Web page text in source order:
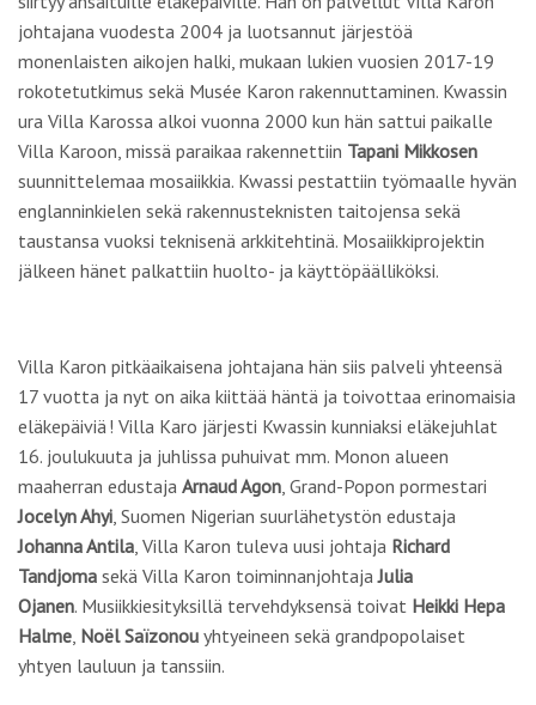
johtajana vuodesta 2004 ja luotsannut järjestöä
monenlaisten aikojen halki, mukaan lukien vuosien 2017-19
rokotetutkimus sekä Musée Karon rakennuttaminen. Kwassin
ura Villa Karossa alkoi vuonna 2000 kun hän sattui paikalle
Villa Karoon, missä paraikaa rakennettiin Tapani Mikkosen
suunnittelemaa mosaiikkia. Kwassi pestattiin työmaalle hyvän
englanninkielen sekä rakennusteknisten taitojensa sekä
taustansa vuoksi teknisenä arkkitehtinä. Mosaiikkiprojektin
jälkeen hänet palkattiin huolto- ja käyttöpäälliköksi.
Villa Karon pitkäaikaisena johtajana hän siis palveli yhteensä
17 vuotta ja nyt on aika kiittää häntä ja toivottaa erinomaisia
eläkepäiviä ! Villa Karo järjesti Kwassin kunniaksi eläkejuhlat
16. joulukuuta ja juhlissa puhuivat mm. Monon alueen
maaherran edustaja Arnaud Agon, Grand-Popon pormestari
Jocelyn Ahyi, Suomen Nigerian suurlähetystön edustaja
Johanna Antila, Villa Karon tuleva uusi johtaja Richard
Tandjoma sekä Villa Karon toiminnanjohtajaJulia
Ojanen. Musiikkiesityksillä tervehdyksensä toivat Heikki Hepa
Halme, Noël Saïzonou yhtyeineen sekä grandpopolaiset
yhtyen lauluun ja tanssiin.